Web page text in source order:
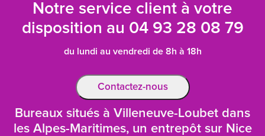
Notre service client à votre
disposition au 04 93 28 08 79
du lundi au vendredi de 8h à 18h
Contactez-nous
Bureaux situés à Villeneuve-Loubet dans
les Alpes-Maritimes, un entrepôt sur Nice